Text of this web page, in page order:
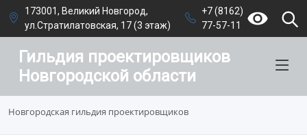
173001, Великий Новгород,
ул.Стратилатовская, 17 (3 этаж)
+7 (8162)
77-57-11
Гильдия проектировщиков
Новгородской области
Новгородская гильдия проектировщиков